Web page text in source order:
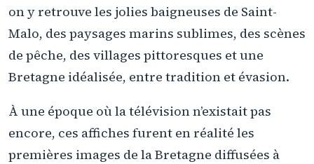
on y retrouve les jolies baigneuses de Saint-
Malo, des paysages marins sublimes, des scènes
de pêche, des villages pittoresques et une
Bretagne idéalisée, entre tradition et évasion.
À une époque où la télévision n’existait pas
encore, ces affiches furent en réalité les
premières images de la Bretagne diffusées à